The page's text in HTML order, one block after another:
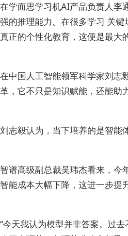
在学而思学习机AI产品负责人李
强的推理能力。在很多学习 关
真正的个性化教育，这便是最大
在中国人工智能领军科学家刘志
革，它不只是知识赋能，还能助
刘志毅认为，当下培养的是智能
智谱高级副总裁吴玮杰看来，今
智能成本大幅下降，这进一步提
“今天我认为模型并非答案。过